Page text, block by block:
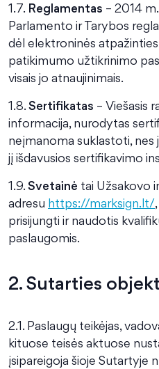
1.7. Reglamentas – 2014
Parlamento ir Tarybos
dėl elektroninės
patikimumo užtikrinimo
visais jo atnaujinimais.
1.8.Sertifikatas – Viešasis
informacija, nurodytas
neįmanoma suklastoti, nes
jį išdavusios sertifikavimo
1.9.Svetainė tai Užsakovo
adresu https://marksign.lt/
prisijungti ir naudotis
paslaugomis.
2. Sutarties
2.1. Paslaugų teikėjas,
kituose teisės aktuose
įsipareigoja šioje Sutartyje